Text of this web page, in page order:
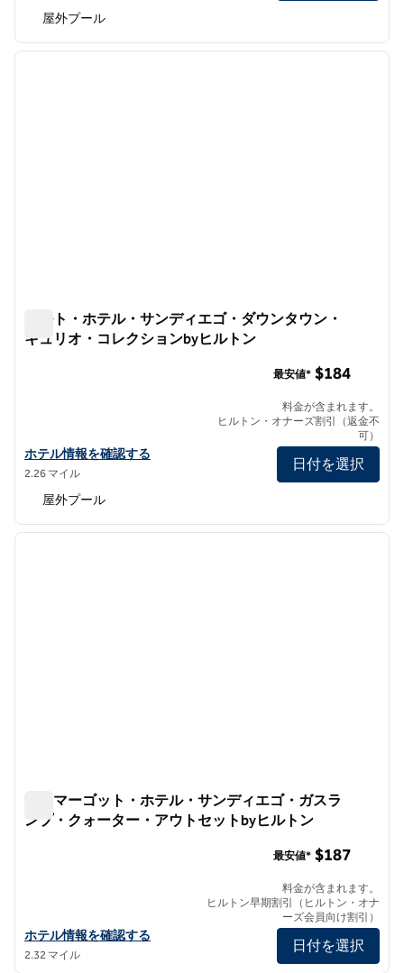
屋外プール
1/12
次の
カルト・ホテル・サンディエゴ・ダウンタウン・
キュリオ・コレクションbyヒルトン
カルト・ホテル・サンディエゴ・ダウンタウン・キュリオ・コレ
ホテル情報を確認する
2.26 マイル
最安値* $184
料金が含まれます。
ヒルトン・オナーズ割引（返金不
可）
日付を選択
屋外プール
1/12
次の
ザ・マーゴット・ホテル・サンディエゴ・ガスラ
ンプ・クォーター・アウトセットbyヒルトン
ザ・マーゴット・ホテル・サンディエゴ・ガスランプ・クォータ
ホテル情報を確認する
2.32 マイル
最安値* $187
料金が含まれます。
ヒルトン早期割引（ヒルトン・オナ
ーズ会員向け割引）
日付を選択
1/12